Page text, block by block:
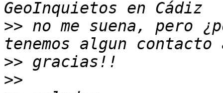
>> no me suena, pero
>>
>>